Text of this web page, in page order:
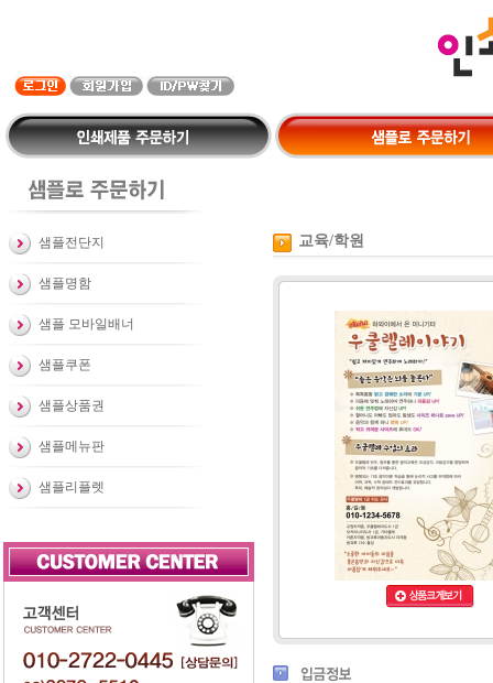
샘플전단지
샘플명함
샘플 모바일배너
샘플쿠폰
샘플상품권
샘플메뉴판
샘플리플렛
교육/학원